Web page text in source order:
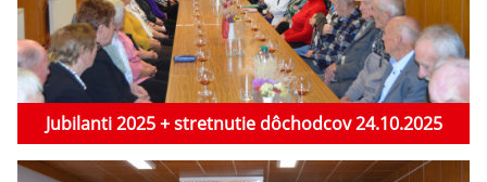
Jubilanti 2025 + stretnutie dôchodcov 24.10.2025